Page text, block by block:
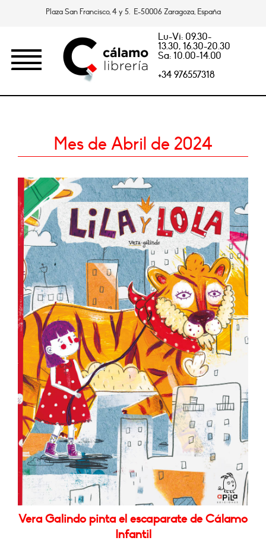
Plaza San Francisco, 4 y 5. E-50006 Zaragoza, España
Lu-Vi: 09.30-
13.30, 16.30-20.30
Sa: 10.00-14.00
+34 976557318
Mes de Abril de 2024
Vera Galindo pinta el escaparate de Cálamo
Infantil